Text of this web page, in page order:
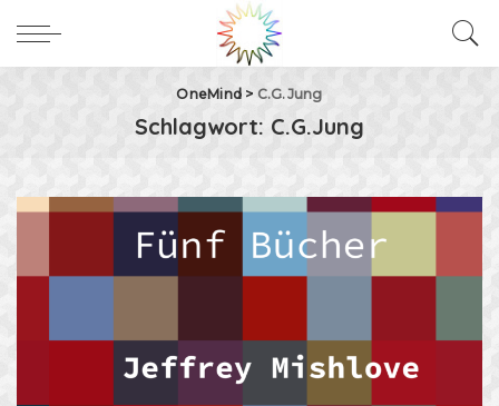
OneMind > C.G.Jung
Schlagwort: C.G.Jung